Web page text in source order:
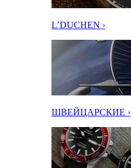
L’DUCHEN ›
ШВЕЙЦАРСКИЕ ›